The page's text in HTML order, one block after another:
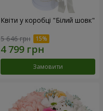
Квіти у коробці "Білий шовк"
5 646 грн
Замовити